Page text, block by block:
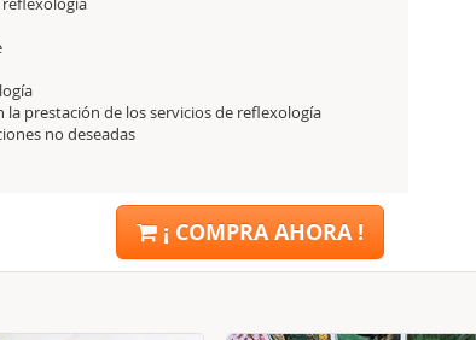
prestación de los servicios de reflexología
no deseadas
¡ COMPRA AHORA !